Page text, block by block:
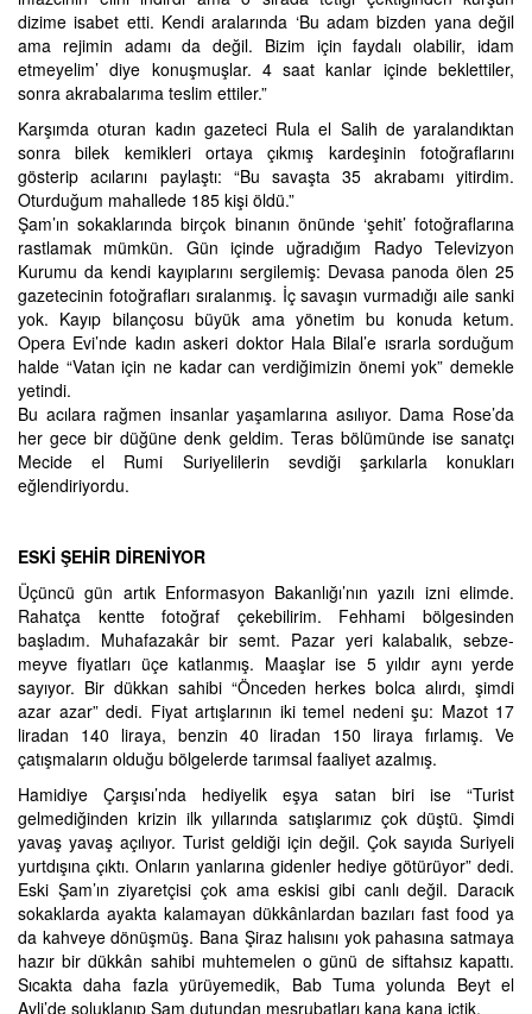
dizime isabet etti. Kendi aralarında ‘Bu adam bizden yana değil
ama rejimin adamı da değil. Bizim için faydalı olabilir, idam
etmeyelim’ diye konuşmuşlar. 4 saat kanlar içinde beklettiler,
sonra akrabalarıma teslim ettiler.”
Karşımda oturan kadın gazeteci Rula el Salih de yaralandıktan
sonra bilek kemikleri ortaya çıkmış kardeşinin fotoğraflarını
gösterip acılarını paylaştı: “Bu savaşta 35 akrabamı yitirdim.
Oturduğum mahallede 185 kişi öldü.”
Şam’ın sokaklarında birçok binanın önünde ‘şehit’ fotoğraflarına
rastlamak mümkün. Gün içinde uğradığım Radyo Televizyon
Kurumu da kendi kayıplarını sergilemiş: Devasa panoda ölen 25
gazetecinin fotoğrafları sıralanmış. İç savaşın vurmadığı aile sanki
yok. Kayıp bilançosu büyük ama yönetim bu konuda ketum.
Opera Evi’nde kadın askeri doktor Hala Bilal’e ısrarla sorduğum
halde “Vatan için ne kadar can verdiğimizin önemi yok” demekle
yetindi.
Bu acılara rağmen insanlar yaşamlarına asılıyor. Dama Rose’da
her gece bir düğüne denk geldim. Teras bölümünde ise sanatçı
Mecide el Rumi Suriyelilerin sevdiği şarkılarla konukları
eğlendiriyordu.
ESKİ ŞEHİR DİRENİYOR
Üçüncü gün artık Enformasyon Bakanlığı’nın yazılı izni elimde.
Rahatça kentte fotoğraf çekebilirim. Fehhami bölgesinden
başladım. Muhafazakâr bir semt. Pazar yeri kalabalık, sebze-
meyve fiyatları üçe katlanmış. Maaşlar ise 5 yıldır aynı yerde
sayıyor. Bir dükkan sahibi “Önceden herkes bolca alırdı, şimdi
azar azar” dedi. Fiyat artışlarının iki temel nedeni şu: Mazot 17
liradan 140 liraya, benzin 40 liradan 150 liraya fırlamış. Ve
çatışmaların olduğu bölgelerde tarımsal faaliyet azalmış.
Hamidiye Çarşısı’nda hediyelik eşya satan biri ise “Turist
gelmediğinden krizin ilk yıllarında satışlarımız çok düştü. Şimdi
yavaş yavaş açılıyor. Turist geldiği için değil. Çok sayıda Suriyeli
yurtdışına çıktı. Onların yanlarına gidenler hediye götürüyor” dedi.
Eski Şam’ın ziyaretçisi çok ama eskisi gibi canlı değil. Daracık
sokaklarda ayakta kalamayan dükkânlardan bazıları fast food ya
da kahveye dönüşmüş. Bana Şiraz halısını yok pahasına satmaya
hazır bir dükkân sahibi muhtemelen o günü de siftahsız kapattı.
Sıcakta daha fazla yürüyemedik, Bab Tuma yolunda Beyt el
Ayli’de soluklanıp Şam dutundan meşrubatları kana kana içtik.